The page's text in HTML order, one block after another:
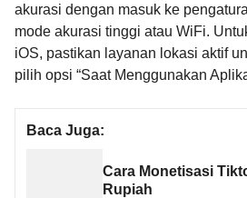
akurasi dengan masuk ke
mode akurasi tinggi atau WiFi.
iOS, pastikan layanan lokasi aktif
pilih opsi “Saat Menggunakan
Baca Juga:
Cara Monetisasi
Rupiah